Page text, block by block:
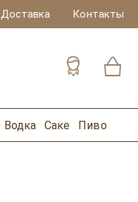
Доставка Контакты
Водка Саке Пиво